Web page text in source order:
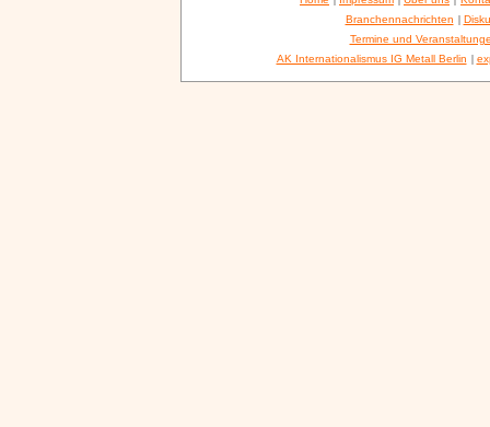
Branchennachrichten |
Termine und
AK Internationalismus IG Metall Berlin |